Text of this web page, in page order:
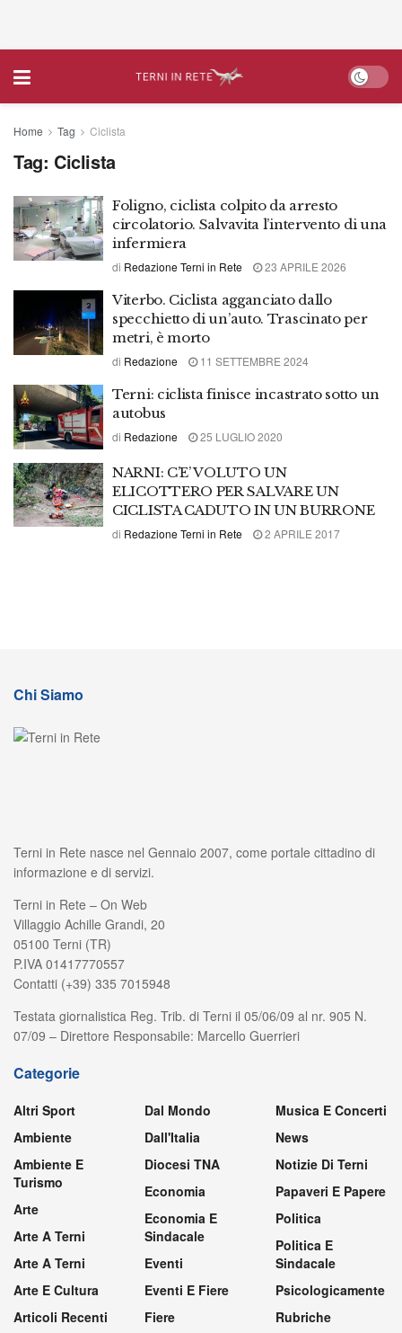
Home Tag Ciclista
Tag: Ciclista
Foligno, ciclista colpito da arresto
circolatorio. Salvavita l’intervento di una
infermiera
di Redazione Terni in Rete 23 APRILE 2026
Viterbo. Ciclista agganciato dallo
specchietto di un’auto. Trascinato per
metri, è morto
di Redazione 11 SETTEMBRE 2024
Terni: ciclista finisce incastrato sotto un
autobus
di Redazione 25 LUGLIO 2020
NARNI: C’E’ VOLUTO UN
ELICOTTERO PER SALVARE UN
CICLISTA CADUTO IN UN BURRONE
di Redazione Terni in Rete 2 APRILE 2017
Chi Siamo
Terni in Rete nasce nel Gennaio 2007, come portale cittadino di
informazione e di servizi.
Terni in Rete – On Web
Villaggio Achille Grandi, 20
05100 Terni (TR)
P.IVA 01417770557
Contatti (+39) 335 7015948
Testata giornalistica Reg. Trib. di Terni il 05/06/09 al nr. 905 N.
07/09 – Direttore Responsabile: Marcello Guerrieri
Categorie
Altri Sport
Ambiente
Ambiente E
Turismo
Arte
Arte A Terni
Arte A Terni
Arte E Cultura
Articoli Recenti
Dal Mondo
Dall'Italia
Diocesi TNA
Economia
Economia E
Sindacale
Eventi
Eventi E Fiere
Fiere
Musica E Concerti
News
Notizie Di Terni
Papaveri E Papere
Politica
Politica E
Sindacale
Psicologicamente
Rubriche